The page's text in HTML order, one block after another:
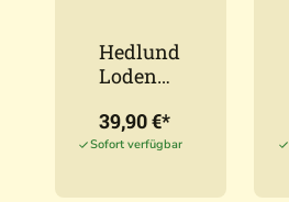
Hedlund
Loden
n faltbar
braun
39,90 €*
Sofort verfügbar